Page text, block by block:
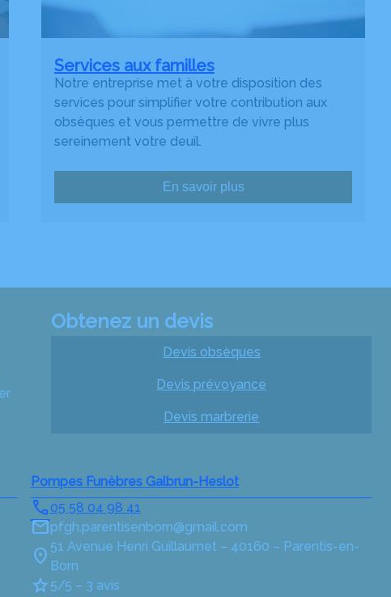
Services aux familles
Notre entreprise met à votre disposition des
services pour simplifier votre contribution aux
obsèques et vous permettre de vivre plus
sereinement votre deuil.
En savoir plus
Obtenez un devis
Devis obsèques
Devis prévoyance
Devis marbrerie
Pompes Funèbres Galbrun-Heslot
05 58 04 98 41
pfgh.parentisenborn@gmail.com
51 Avenue Henri Guillaumet – 40160 – Parentis-en-
Born
5/5 – 3 avis